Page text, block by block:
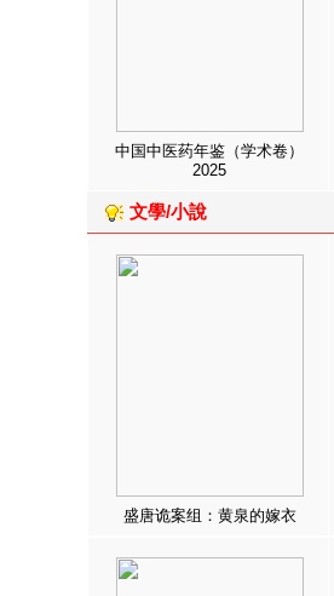
中国中医药年鉴（学术卷）
2025
文學/小說
盛唐诡案组：黄泉的嫁衣